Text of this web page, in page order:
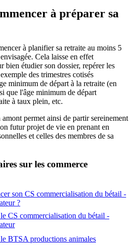
à préparer sa
à planifier sa retraite au moins 5
Cela laisse en effet
bien étudier son dossier, repérer les
des trimestres cotisés
minimum de départ à la retraite (en
que l'âge minimum de départ
à taux plein, etc.
permet ainsi de partir sereinement
futur projet de vie en prenant en
et celles des membres de sa
sur les commerce
son CS commercialisation du bétail -
?
CS commercialisation du bétail -
BTSA productions animales